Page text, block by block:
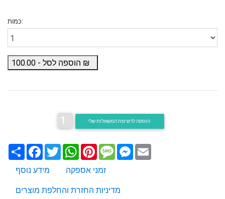
כמות:
הוספה לסל - 100.00
1
שתף Facebook
TwitterWhatsApp
PinterestMessageMessenger
מידע נוסף
זמני אספקה
מדיניות החזרת והחלפת מוצרים